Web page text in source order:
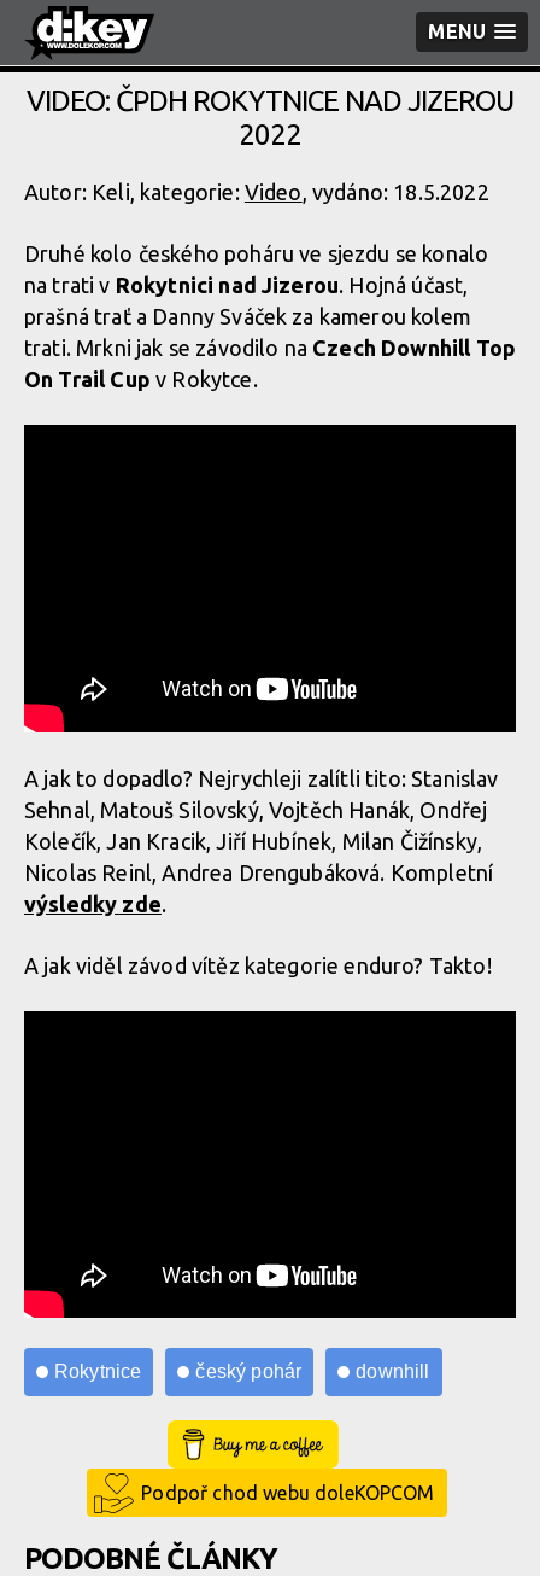
MENU
VIDEO: ČPDH ROKYTNICE NAD JIZEROU
2022
Autor: Keli, kategorie: Video, vydáno: 18.5.2022
Druhé kolo českého poháru ve sjezdu se konalo
na trati v Rokytnici nad Jizerou. Hojná účast,
prašná trať a Danny Sváček za kamerou kolem
trati. Mrkni jak se závodilo na Czech Downhill Top
On Trail Cup v Rokytce.
A jak to dopadlo? Nejrychleji zalítli tito: Stanislav
Sehnal, Matouš Silovský, Vojtěch Hanák, Ondřej
Kolečík, Jan Kracik, Jiří Hubínek, Milan Čižínsky,
Nicolas Reinl, Andrea Drengubáková. Kompletní
výsledky zde.
A jak viděl závod vítěz kategorie enduro? Takto!
Rokytnice český pohár downhill
Buy Me a Coffee
Podpoř chod webu doleKOPCOM
PODOBNÉ ČLÁNKY